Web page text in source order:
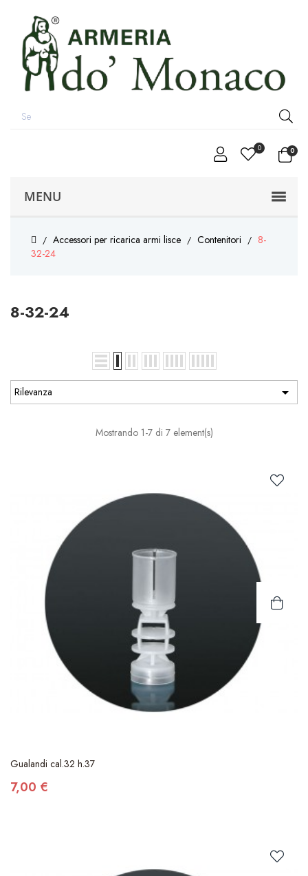
0 0
MENU
Accessori per ricarica armi lisce Contenitori
8-
32-24
8-32-24
Rilevanza 
Mostrando 1-7 di 7 element(s)
Gualandi cal.32 h.37
7,00 €